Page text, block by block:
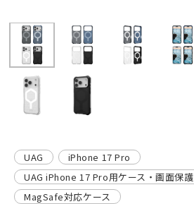
UAG
iPhone 17 Pro
UAG iPhone 17 Pro用ケース・画面保護
MagSafe対応ケース